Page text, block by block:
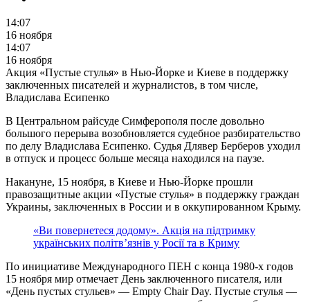
14:07
16 ноября
14:07
16 ноября
Акция «Пустые стулья» в Нью-Йорке и Киеве в поддержку
заключенных писателей и журналистов, в том числе,
Владислава Есипенко
В Центральном райсуде Симферополя после довольно
большого перерыва возобновляется судебное разбирательство
по делу Владислава Есипенко. Судья Длявер Берберов уходил
в отпуск и процесс больше месяца находился на паузе.
Накануне, 15 ноября, в Киеве и Нью-Йорке прошли
правозащитные акции «Пустые стулья» в поддержку граждан
Украины, заключенных в России и в оккупированном Крыму.
«Ви повернетеся додому». Акція на підтримку
українських політв’язнів у Росії та в Криму
По инициативе Международного ПЕН с конца 1980-х годов
15 ноября мир отмечает День заключенного писателя, или
«День пустых стульев» — Empty Chair Day. Пустые стулья —